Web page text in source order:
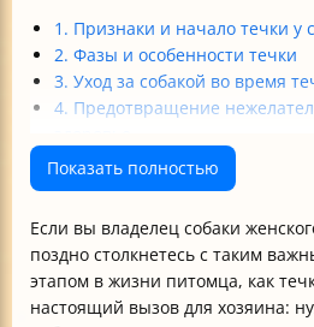
1. Признаки и начало течки у
2. Фазы и особенности течки
3. Уход за собакой во время
4. Предотвращение
Итог: что нужно помнить
Показать полностью
Если вы владелец собаки
поздно столкнетесь с таким
этапом в жизни питомца, как
настоящий вызов для хозяина: